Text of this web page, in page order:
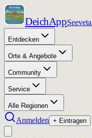
DeichApp
Entdecken
Orte & Angebote
Community
Service
Alle Regionen
Anmelden + Eintragen